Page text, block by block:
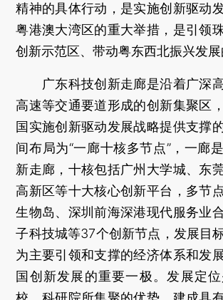
精神的具体行动，是实施创新驱动
粤港澳大湾区的重大举措，是引领
创新示范区、带动粤东西北振兴发展
广东科技创新走廊是沿着广深
高速等交通要道形成的创新集聚区
国实施创新驱动发展战略提供支撑
间布局为“一廊十核多节点”，一廊
新走廊，十核包括广州大学城、东
高新区等十大核心创新平台，多节
生物岛、深圳前海深港现代服务业
子科技城等37个创新节点，发展目
为主要引领和支撑的经济体系和发
国创新发展的重要一极。发展定